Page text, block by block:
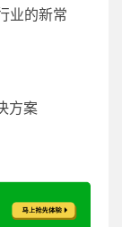
业的新常
方案